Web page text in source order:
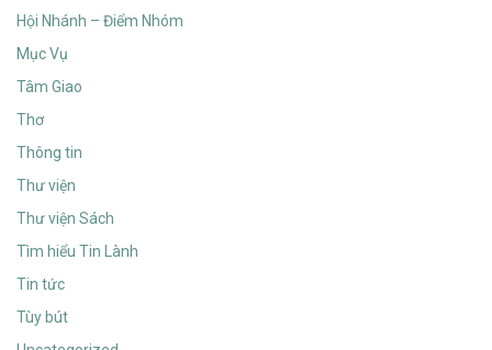
Hội Nhánh – Điểm Nhóm
Mục Vụ
Tâm Giao
Thơ
Thông tin
Thư viện
Thư viện Sách
Tìm hiểu Tin Lành
Tin tức
Tùy bút